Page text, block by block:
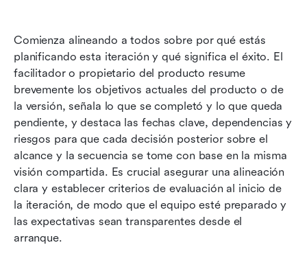
Comienza alineando a todos sobre por qué estás
planificando esta iteración y qué significa el éxito. El
facilitador o propietario del producto resume
brevemente los objetivos actuales del producto o de
la versión, señala lo que se completó y lo que queda
pendiente, y destaca las fechas clave, dependencias y
riesgos para que cada decisión posterior sobre el
alcance y la secuencia se tome con base en la misma
visión compartida. Es crucial asegurar una alineación
clara y establecer criterios de evaluación al inicio de
la iteración, de modo que el equipo esté preparado y
las expectativas sean transparentes desde el
arranque.